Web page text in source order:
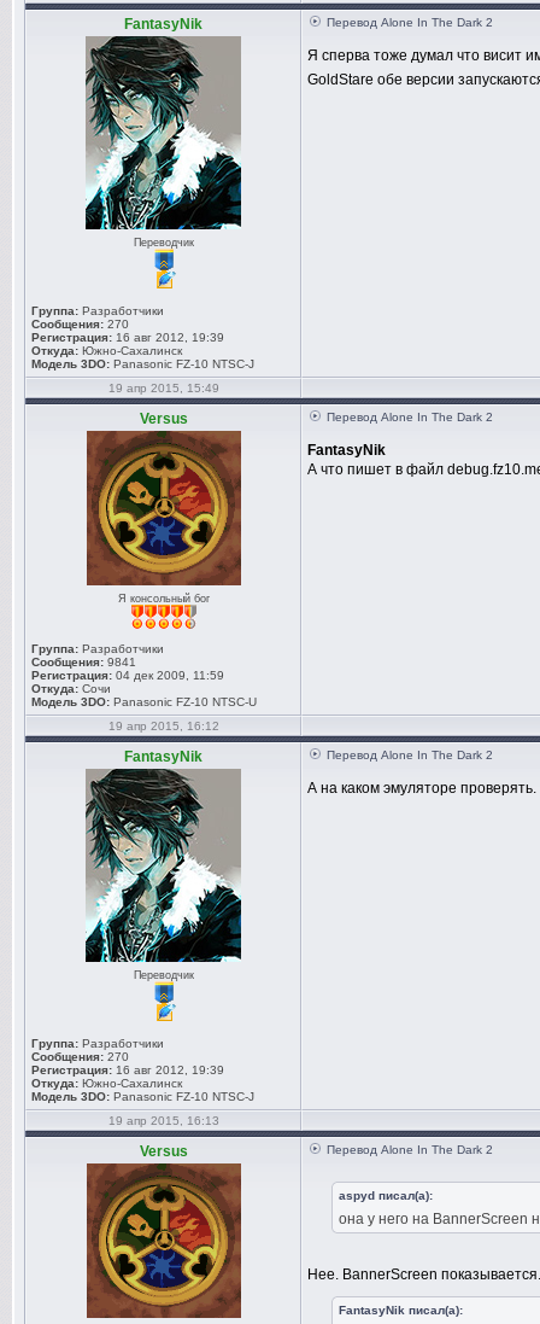
FantasyNik
Переводчик
Группа: Разработчики
Сообщения: 270
Регистрация: 16 авг 2012, 19:39
Откуда: Южно-Сахалинск
Модель 3DO: Panasonic FZ-10 NTSC-J
Перевод Alone In The Dark 2
Я сперва тоже думал что висит
GoldStare обе версии
19 апр 2015, 15:49
Versus
Я консольный бог
Группа: Разработчики
Сообщения: 9841
Регистрация: 04 дек 2009, 11:59
Откуда: Сочи
Модель 3DO: Panasonic FZ-10 NTSC-U
Перевод Alone In The Dark 2
FantasyNik
А что пишет в файл
19 апр 2015, 16:12
FantasyNik
Переводчик
Группа: Разработчики
Сообщения: 270
Регистрация: 16 авг 2012, 19:39
Откуда: Южно-Сахалинск
Модель 3DO: Panasonic FZ-10 NTSC-J
Перевод Alone In The Dark 2
А на каком эмуляторе проверять.
19 апр 2015, 16:13
Versus Перевод Alone In The Dark 2
aspyd писал(а):
она у него на BannerScreen
Нее. BannerScreen
FantasyNik писал(а):